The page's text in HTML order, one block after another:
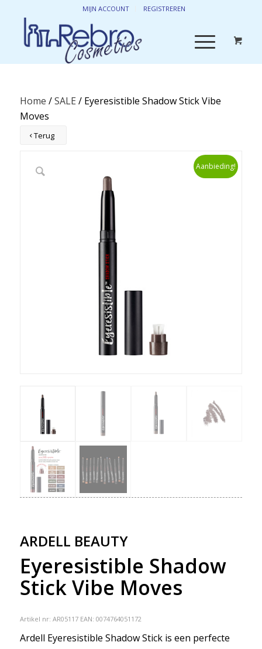
MIJN ACCOUNT REGISTREREN
Home /SALE / Eyeresistible Shadow Stick Vibe
Moves
Terug
Aanbieding!
ARDELL BEAUTY
Eyeresistible Shadow
Stick Vibe Moves
Artikel nr: AR05117 EAN: 0074764051172
Ardell Eyeresistible Shadow Stick is een perfecte